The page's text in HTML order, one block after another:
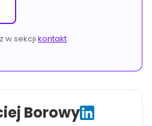
w sekcji kontakt.
Borowy